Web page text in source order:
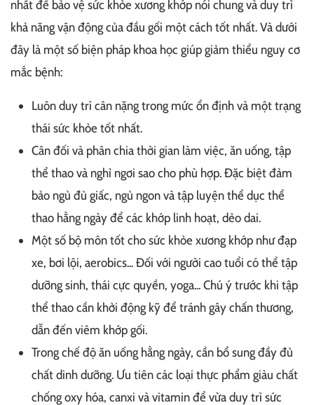
nhất để bảo vệ sức khỏe xương khớp nói chung và duy trì
khả năng vận động của đầu gối một cách tốt nhất. Và dưới
đây là một số biện pháp khoa học giúp giảm thiểu nguy cơ
mắc bệnh:
Luôn duy trì cân nặng trong mức ổn định và một trạng
thái sức khỏe tốt nhất.
Cân đối và phân chia thời gian làm việc, ăn uống, tập
thể thao và nghỉ ngơi sao cho phù hợp. Đặc biệt đảm
bảo ngủ đủ giấc, ngủ ngon và tập luyện thể dục thể
thao hằng ngày để các khớp linh hoạt, dẻo dai.
Một số bộ môn tốt cho sức khỏe xương khớp như đạp
xe, bơi lội, aerobics... Đối với người cao tuổi có thể tập
dưỡng sinh, thái cực quyền, yoga... Chú ý trước khi tập
thể thao cần khởi động kỹ để tránh gây chấn thương,
dẫn đến viêm khớp gối.
Trong chế độ ăn uống hằng ngày, cần bổ sung đầy đủ
chất dinh dưỡng. Ưu tiên các loại thực phẩm giàu chất
chống oxy hóa, canxi và vitamin để vừa duy trì sức